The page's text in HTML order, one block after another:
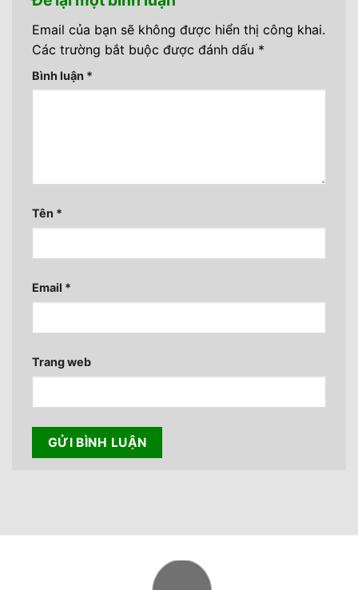
Email của bạn sẽ không được hiển thị công khai.
Các trường bắt buộc được đánh dấu *
Bình luận *
Tên *
Email *
Trang web